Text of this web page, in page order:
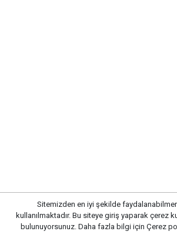
Etiketler :
Kırıkkale vefat Haberleri
Sitemizden en iyi şekilde
kullanılmaktadır. Bu siteye giriş yaparak çerez
bulunuyorsunuz. Daha fazla bilgi için Çerez